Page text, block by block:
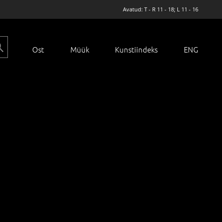
Avatud: T - R 11 - 18; L 11 - 16
Ost Müük Kunstiindeks ENG